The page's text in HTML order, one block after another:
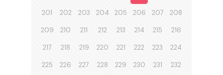
201 202 203 204 205 206 207 208
209 210 211 212 213 214 215 216
217 218 219 220 221 222 223 224
225 226 227 228 229 230 231 232